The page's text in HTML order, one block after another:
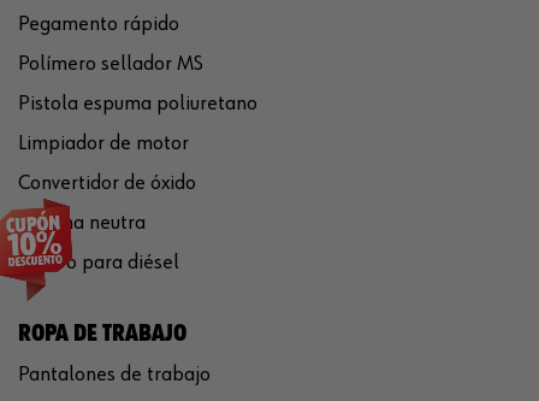
Pegamento rápido
Polímero sellador MS
Pistola espuma poliuretano
Limpiador de motor
Convertidor de óxido
Silicona neutra
Aditivo para diésel
ROPA DE TRABAJO
Pantalones de trabajo